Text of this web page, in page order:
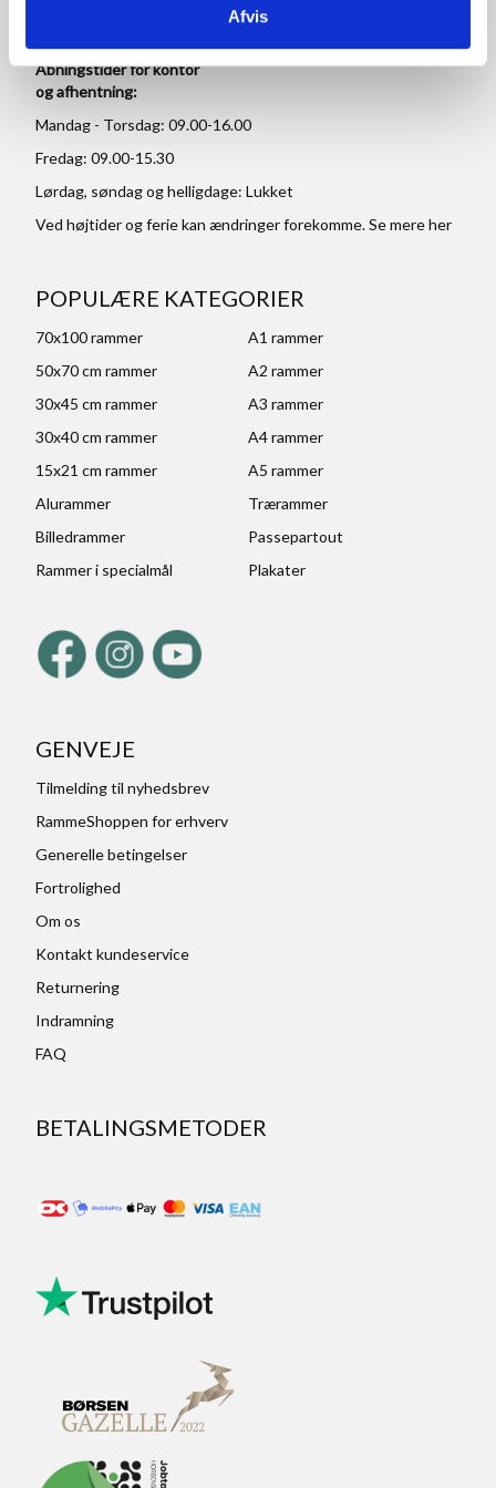
Afvis
Åbningstider for kontor
og afhentning:
Mandag - Torsdag: 09.00-16.00
Fredag: 09.00-15.30
Lørdag, søndag og helligdage: Lukket
Ved højtider og ferie kan ændringer forekomme. Se mereher
POPULÆRE KATEGORIER
70x100 rammer
A1 rammer
50x70 cm rammer
A2 rammer
30x45 cm rammer
A3 rammer
30x40 cm rammer
A4 rammer
15x21 cm rammer
A5 rammer
Alurammer
Trærammer
Billedrammer
Passepartout
Rammer i specialmål
Plakater
GENVEJE
Tilmelding til nyhedsbrev
RammeShoppen for erhverv
Generelle betingelser
Fortrolighed
Om os
Kontakt kundeservice
Returnering
Indramning
FAQ
BETALINGSMETODER